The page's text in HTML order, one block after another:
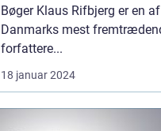
Bøger Klaus Rifbjerg er en af
Danmarks mest
forfattere...
18 januar 2024